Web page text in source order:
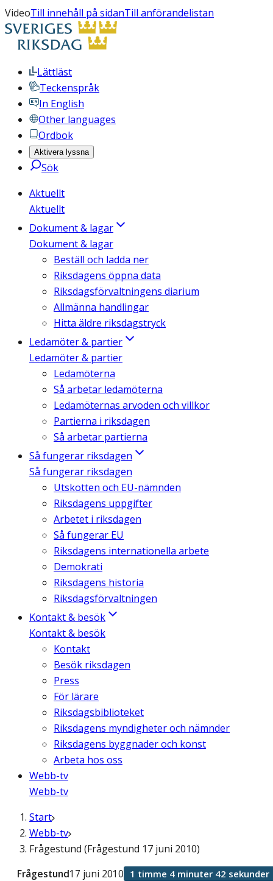
VideoTill innehåll på sidanTill anförandelistan
Lättläst
Teckenspråk
In English
Other languages
Ordbok
Aktivera lyssna
Sök
Aktuellt
Aktuellt
Dokument & lagar
Dokument & lagar
Beställ och ladda ner
Riksdagens öppna data
Riksdagsförvaltningens diarium
Allmänna handlingar
Hitta äldre riksdagstryck
Ledamöter & partier
Ledamöter & partier
Ledamöterna
Så arbetar ledamöterna
Ledamöternas arvoden och villkor
Partierna i riksdagen
Så arbetar partierna
Så fungerar riksdagen
Så fungerar riksdagen
Utskotten och EU-nämnden
Riksdagens uppgifter
Arbetet i riksdagen
Så fungerar EU
Riksdagens internationella arbete
Demokrati
Riksdagens historia
Riksdagsförvaltningen
Kontakt & besök
Kontakt & besök
Kontakt
Besök riksdagen
Press
För lärare
Riksdagsbiblioteket
Riksdagens myndigheter och nämnder
Riksdagens byggnader och konst
Arbeta hos oss
Webb-tv
Webb-tv
Start
Webb-tv
Frågestund (Frågestund 17 juni 2010)
Frågestund17 juni 2010 1 timme 4 minuter 42 sekunder